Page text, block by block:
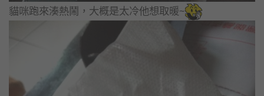
貓咪跑來湊熱鬧，大概是太冷他想取暖~